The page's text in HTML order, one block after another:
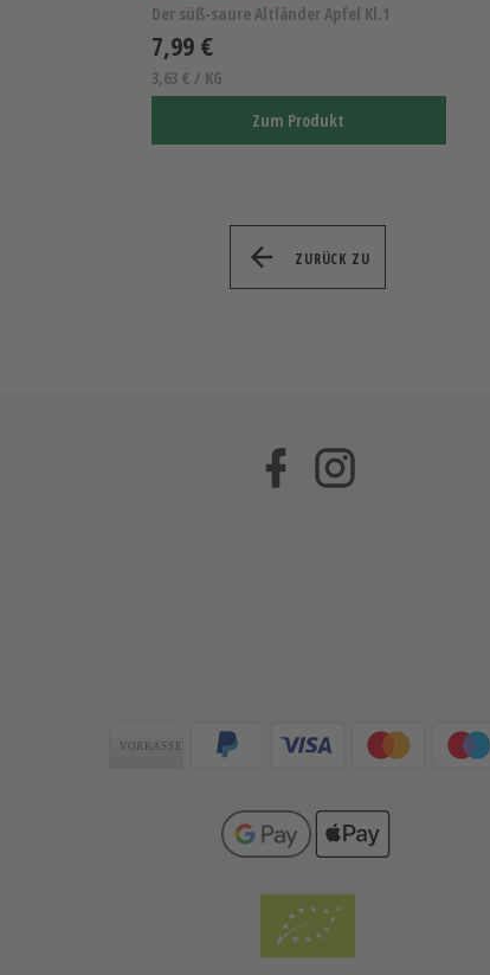
Der süß-saure Altländer Apfel Kl.1
7,99 €
3,63 € / KG
Zum Produkt
ZURÜCK ZU
Facebook
Zahlungsarten